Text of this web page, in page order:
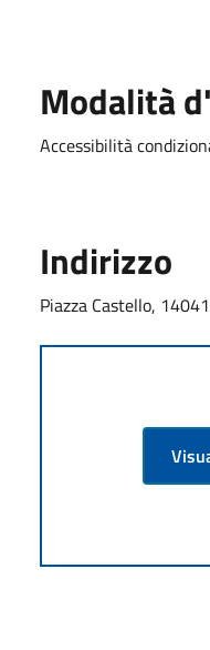
Modalità
Accessibilità
Indirizzo
Piazza Castello,